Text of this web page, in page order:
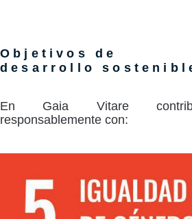
Objetivos de
desarrollo
En Gaia Vitare
responsablemente con: